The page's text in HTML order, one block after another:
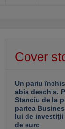
Cover
Un pariu
abia deschis.
Stanciu de la
partea
lui de investiţii
de euro